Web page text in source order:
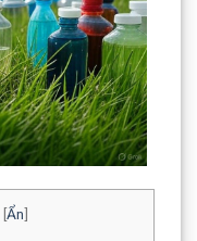
[Ẩn]